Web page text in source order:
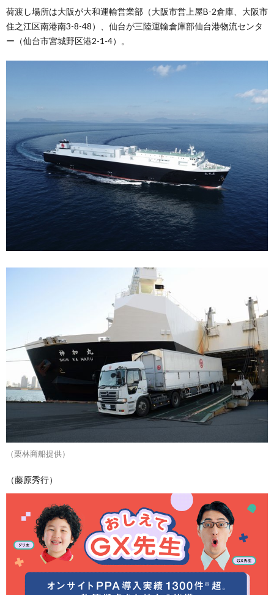
荷渡し場所は大阪が大和運輸営業部（大阪市営上屋B-2倉庫、大阪市
住之江区南港南3-8-48）、仙台が三陸運輸倉庫部仙台港物流センタ
ー（仙台市宮城野区港2-1-4）。
（栗林商船提供）
（藤原秀行）